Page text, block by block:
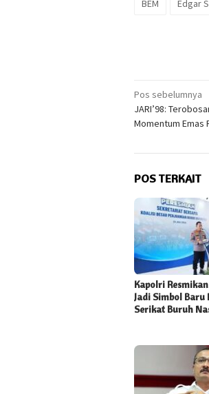
BEM Edgar
Navigasi
pos
Pos sebelumnya
JARI’98:
Momentum Emas
POS TERKAIT
Kapolri Resmikan
Jadi Simbol Baru
Serikat Buruh